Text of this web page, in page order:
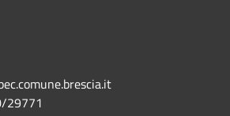
29771